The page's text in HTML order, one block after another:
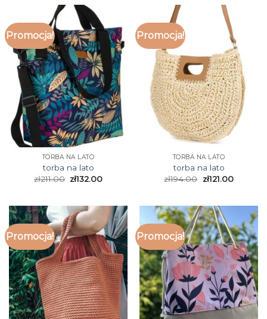
Promocja!
TORBA NA LATO
torba na lato
zł211.00 zł132.00
Promocja!
TORBA NA LATO
torba na lato
zł194.00 zł121.00
Promocja! Promocja!